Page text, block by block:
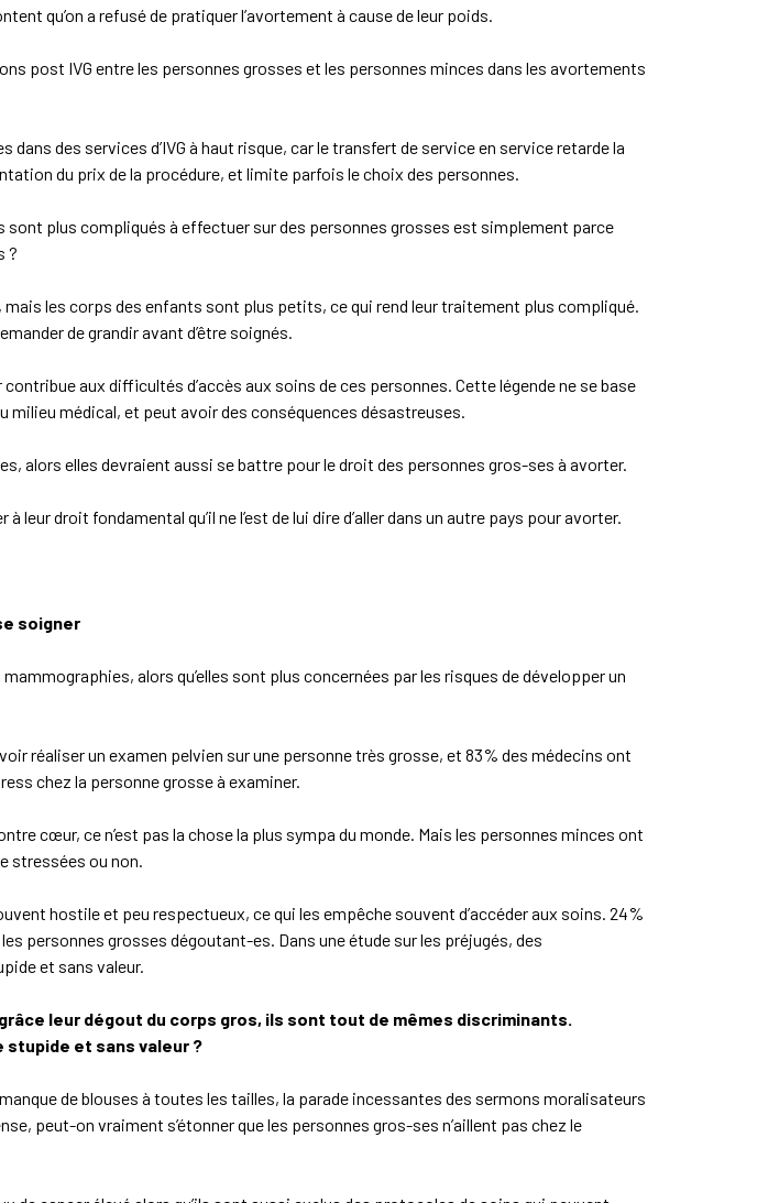
qu’on a refusé de pratiquer l’avortement à cause de leur poids.
post IVG entre les personnes grosses et les personnes minces dans les avortements
des services d’IVG à haut risque, car le transfert de service en service retarde la
du prix de la procédure, et limite parfois le choix des personnes.
plus compliqués à effectuer sur des personnes grosses est simplement parce
?
les corps des enfants sont plus petits, ce qui rend leur traitement plus compliqué.
de grandir avant d’être soignés.
aux difficultés d’accès aux soins de ces personnes. Cette légende ne se base
milieu médical, et peut avoir des conséquences désastreuses.
alors elles devraient aussi se battre pour le droit des personnes gros-ses à avorter.
leur droit fondamental qu’il ne l’est de lui dire d’aller dans un autre pays pour avorter.
soigner
alors qu’elles sont plus concernées par les risques de développer un
réaliser un examen pelvien sur une personne très grosse, et 83% des médecins ont
chez la personne grosse à examiner.
cœur, ce n’est pas la chose la plus sympa du monde. Mais les personnes minces ont
stressées ou non.
hostile et peu respectueux, ce qui les empêche souvent d’accéder aux soins. 24%
personnes grosses dégoutant-es. Dans une étude sur les préjugés, des
et sans valeur.
leur dégout du corps gros, ils sont tout de mêmes discriminants.
stupide et sans valeur ?
de blouses à toutes les tailles, la parade incessantes des sermons moralisateurs
peut-on vraiment s’étonner que les personnes gros-ses n’aillent pas chez le